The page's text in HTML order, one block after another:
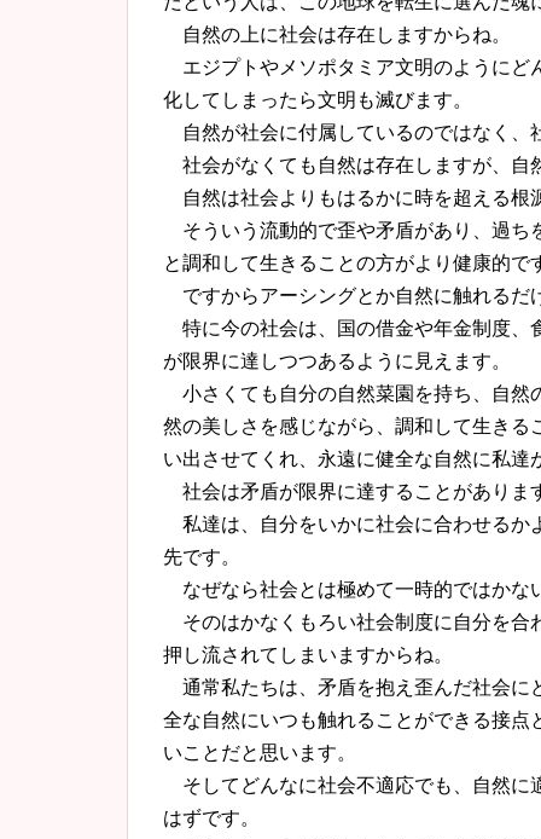
自然の 上に社会は存在しますからね。
エジプトやメソポタミア文明のようにど
化してしまったら文明も滅びます。
自然が社会に付属しているのではなく、
社会がなくても自然は存在しますが、
自
自然は社会よりもはるかに時を超える根
そういう流動的で歪や矛盾があり、 過ち
と調和して生きることの方がより健康的で
ですからアーシングとか自然に触れるだ
特に今の社会は、国の借金や年金制度、
が限界に達しつつあるように見えます。
小さくても自分の自然菜園を持ち、自然
然の美しさを感じながら、調和して生きる
い出させてくれ、 永遠に健全な自然に私達
社会は矛盾が限界に達することがありま
私達は、自分をいかに社会に合わせるか
先です。
なぜなら社会とは極めて一時的ではかな
そのはかなくもろい社会制度に自分を合
押し流されてしまいますからね。
通常私たちは、矛盾を抱え歪んだ社会に
全な自然にいつも触れることができる接点
いことだと思います。
そしてどんなに社会不適応でも、自然に
はずです。